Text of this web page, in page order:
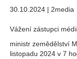
30.10.2024 | 2media
Vážení zástupci
ministr zemědělství
listopadu 2024 v 7